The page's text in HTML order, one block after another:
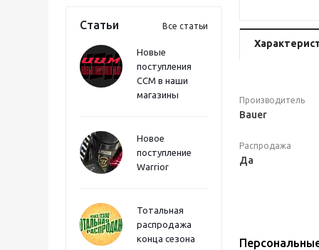
Статьи Все статьи
Новые
поступления
CCM в наши
магазины
Новое
поступление
Warrior
Тотальная
распродажа
конца сезона
Производитель
Bauer
Распродажа
Да